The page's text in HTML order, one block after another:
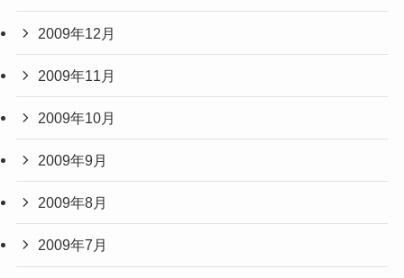
2009年12月
2009年11月
2009年10月
2009年9月
2009年8月
2009年7月